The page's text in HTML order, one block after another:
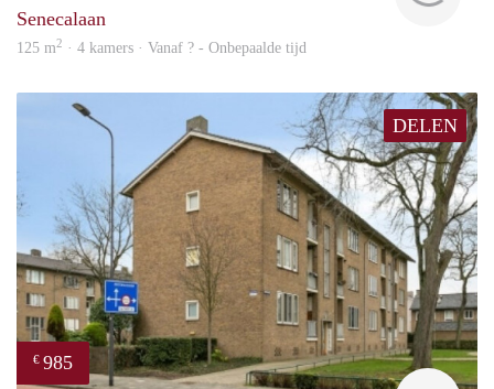
Senecalaan
125 m2 · 4 kamers · Vanaf ? - Onbepaalde tijd
DELEN
€ 985